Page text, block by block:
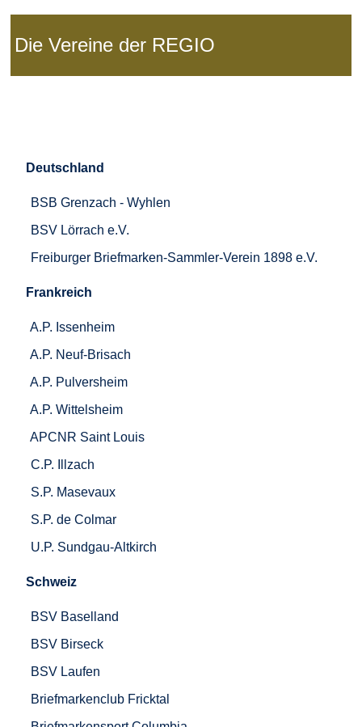
Die Vereine der REGIO
Deutschland
BSB Grenzach - Wyhlen
BSV Lörrach e.V.
Freiburger Briefmarken-Sammler-Verein 1898 e.V.
Frankreich
A.P. Issenheim
A.P. Neuf-Brisach
A.P. Pulversheim
A.P. Wittelsheim
APCNR Saint Louis
C.P. Illzach
S.P. Masevaux
S.P. de Colmar
U.P. Sundgau-Altkirch
Schweiz
BSV Baselland
BSV Birseck
BSV Laufen
Briefmarkenclub Fricktal